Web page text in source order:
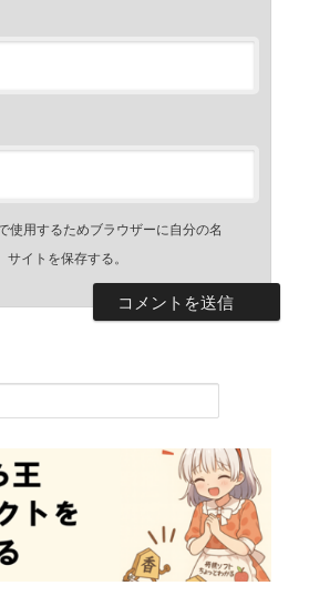
使用するためブラウザーに自分の名
イトを保存する。